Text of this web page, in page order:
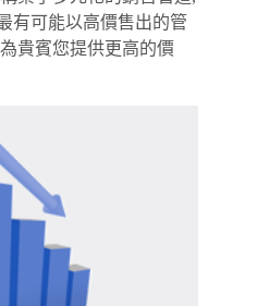
有可能以高價售出的管
貴賓您提供更高的價